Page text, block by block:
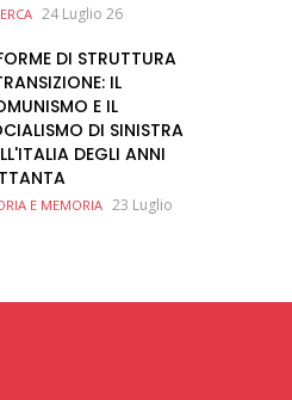
24 Luglio 26
DI STRUTTURA
IL
E IL
DI SINISTRA
DEGLI ANNI
E MEMORIA 23 Luglio